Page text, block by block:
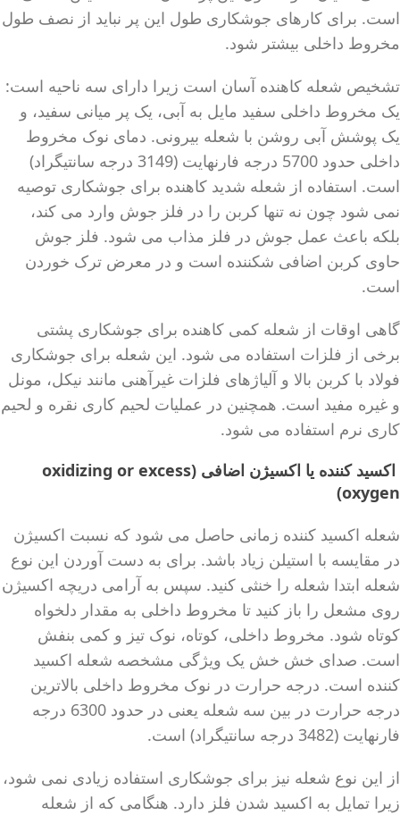
است. برای کارهای جوشکاری طول این پر نباید از نصف طول
مخروط داخلی بیشتر شود.
تشخیص شعله کاهنده آسان است زیرا دارای سه ناحیه است:
یک مخروط داخلی سفید مایل به آبی، یک پر میانی سفید، و
یک پوشش آبی روشن با شعله بیرونی. دمای نوک مخروط
داخلی حدود 5700 درجه فارنهایت (3149 درجه سانتیگراد)
است. استفاده از شعله شدید کاهنده برای جوشکاری توصیه
نمی شود چون نه تنها کربن را در فلز جوش وارد می کند،
بلکه باعث عمل جوش در فلز مذاب می شود. فلز جوش
حاوی کربن اضافی شکننده است و در معرض ترک خوردن
است.
گاهی اوقات از شعله کمی کاهنده برای جوشکاری پشتی
برخی از فلزات استفاده می شود. این شعله برای جوشکاری
فولاد با کربن بالا و آلیاژهای فلزات غیرآهنی مانند نیکل، مونل
و غیره مفید است. همچنین در عملیات لحیم کاری نقره و لحیم
کاری نرم استفاده می شود.
اکسید کننده یا اکسیژن اضافی (oxidizing or excess
oxygen)
شعله اکسید کننده زمانی حاصل می شود که نسبت اکسیژن
در مقایسه با استیلن زیاد باشد. برای به دست آوردن این نوع
شعله ابتدا شعله را خنثی کنید. سپس به آرامی دریچه اکسیژن
روی مشعل را باز کنید تا مخروط داخلی به مقدار دلخواه
کوتاه شود. مخروط داخلی، کوتاه، نوک تیز و کمی بنفش
است. صدای خش خش یک ویژگی مشخصه شعله اکسید
کننده است. درجه حرارت در نوک مخروط داخلی بالاترین
درجه حرارت در بین سه شعله یعنی در حدود 6300 درجه
فارنهایت (3482 درجه سانتیگراد) است.
از این نوع شعله نیز برای جوشکاری استفاده زیادی نمی شود،
زیرا تمایل به اکسید شدن فلز دارد. هنگامی که از شعله